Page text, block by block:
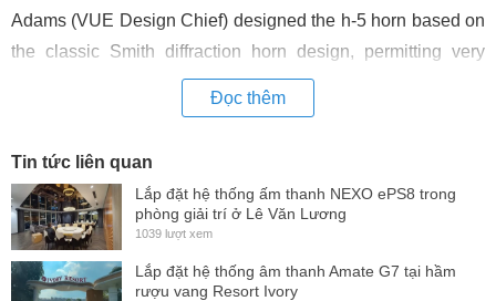
Adams (VUE Design Chief) designed the h-5 horn based on
the classic Smith diffraction horn design, permitting very
wide horizontal coverage.
The h-5 is fitted with a 2-channel, high-efficiency power
amplifier module that provides ample power for both
transducers while eliminating the need for noisy cooling
fans. A lightweight, fully protected switch mode power supply
with auto voltage detection provides hassle-free worldwide
Đọc thêm
Tin tức liên quan
Lắp đặt hệ thống ấm thanh NEXO ePS8 trong
phòng giải trí ở Lê Văn Lương
1039 lượt xem
Lắp đặt hệ thống âm thanh Amate G7 tại hầm
rượu vang Resort Ivory